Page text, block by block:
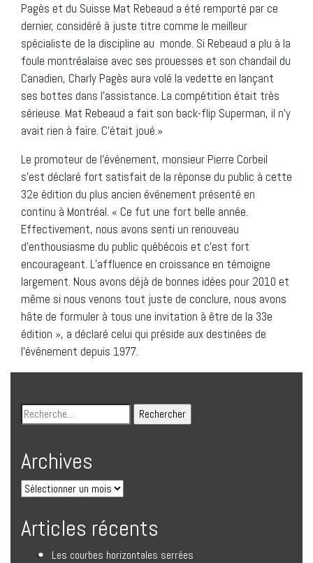
Pagès et du Suisse Mat Rebeaud a été remporté par ce
dernier, considéré à juste titre comme le meilleur
spécialiste de la discipline au monde. Si Rebeaud a plu à la
foule montréalaise avec ses prouesses et son chandail du
Canadien, Charly Pagès aura volé la vedette en lançant
ses bottes dans l’assistance. La compétition était très
sérieuse. Mat Rebeaud a fait son back-flip Superman, il n’y
avait rien à faire. C’était joué.»
Le promoteur de l’événement, monsieur Pierre Corbeil
s’est déclaré fort satisfait de la réponse du public à cette
32e édition du plus ancien événement présenté en
continu à Montréal. « Ce fut une fort belle année.
Effectivement, nous avons senti un renouveau
d’enthousiasme du public québécois et c’est fort
encourageant. L’affluence en croissance en témoigne
largement. Nous avons déjà de bonnes idées pour 2010 et
même si nous venons tout juste de conclure, nous avons
hâte de formuler à tous une invitation à être de la 33e
édition », a déclaré celui qui préside aux destinées de
l’événement depuis 1977.
Archives
Articles récents
Les courbes horizontales serrées